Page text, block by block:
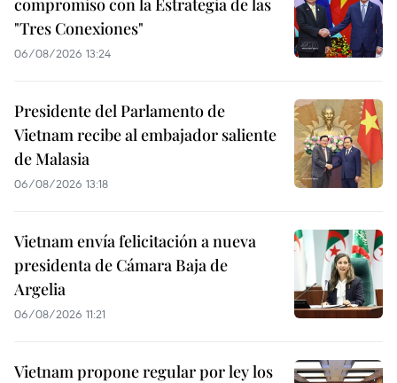
"Tres Conexiones"
06/08/2026 13:24
Presidente del Parlamento de
Vietnam recibe al embajador saliente
de Malasia
06/08/2026 13:18
Vietnam envía felicitación a nueva
presidenta de Cámara Baja de
Argelia
06/08/2026 11:21
Vietnam propone regular por ley los